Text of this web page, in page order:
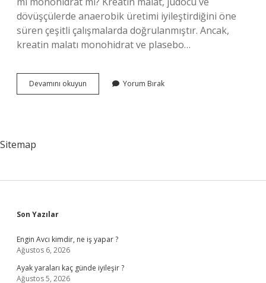
dövüşçülerde anaerobik üretimi iyileştirdiğini öne
süren çeşitli çalışmalarda doğrulanmıştır. Ancak,
kreatin malatı monohidrat ve plasebo…
Devamını okuyun Kreatinin
Hangi
Yorum Bırak
Sitemap
Sidebar
Son Yazılar
Engin Avcı kimdir, ne iş yapar ?
Ağustos 6, 2026
Ayak yaraları kaç günde iyileşir ?
Ağustos 5, 2026